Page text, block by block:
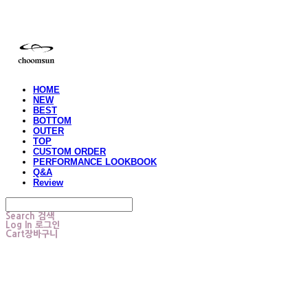
HOME
NEW
BEST
BOTTOM
OUTER
TOP
CUSTOM ORDER
PERFORMANCE LOOKBOOK
Q&A
Review
Search 검색
Log In 로그인
Cart장바구니